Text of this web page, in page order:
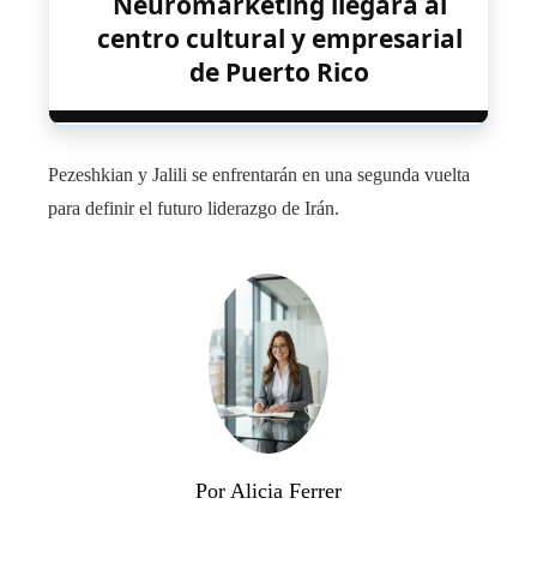
centro cultural y empresarial
de Puerto Rico
Pezeshkian y Jalili se enfrentarán en una segunda vuelta
para definir el futuro liderazgo de Irán.
Por Alicia Ferrer